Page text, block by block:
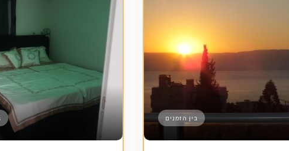
בין הזמנים